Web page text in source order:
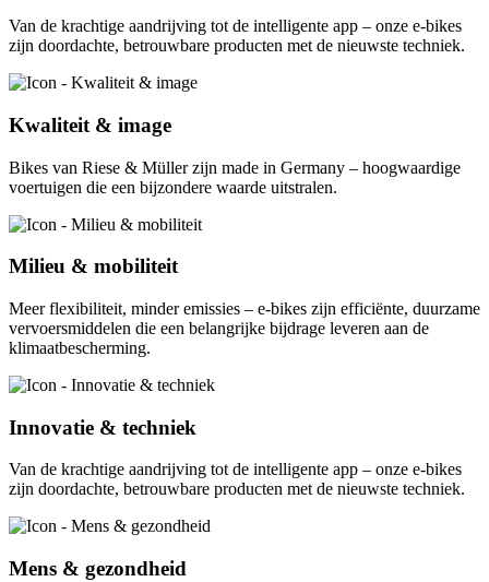
Van de krachtige aandrijving tot de intelligente app – onze e-bikes
zijn doordachte, betrouwbare producten met de nieuwste techniek.
Kwaliteit & image
Bikes van Riese & Müller zijn made in Germany – hoogwaardige
voertuigen die een bijzondere waarde uitstralen.
Milieu & mobiliteit
Meer flexibiliteit, minder emissies – e-bikes zijn efficiënte, duurzame
vervoersmiddelen die een belangrijke bijdrage leveren aan de
klimaatbescherming.
Innovatie & techniek
Van de krachtige aandrijving tot de intelligente app – onze e-bikes
zijn doordachte, betrouwbare producten met de nieuwste techniek.
Mens & gezondheid